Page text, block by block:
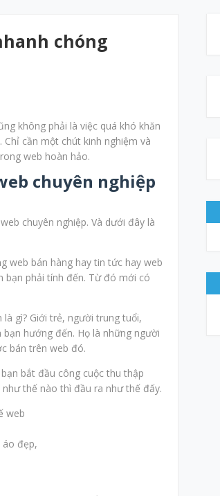
chóng
không phải là việc quá khó khăn
cần một chút kinh nghiệm và
web hoàn hảo.
chuyên nghiệp
chuyên nghiệp. Và dưới đây là
web bán hàng hay tin tức hay web
bạn phải tính đến. Từ đó mới có
gì? Giới trẻ, người trung tuổi,
hướng đến. Họ là những người
bán trên web đó.
bắt đầu công cuộc thu thập
thế nào thì đầu ra như thế đấy.
áo đẹp,